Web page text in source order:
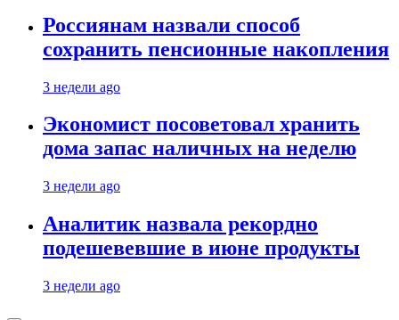
Россиянам назвали способ
сохранить пенсионные накопления
3 недели ago
Экономист посоветовал хранить
дома запас наличных на неделю
3 недели ago
Аналитик назвала рекордно
подешевевшие в июне продукты
3 недели ago